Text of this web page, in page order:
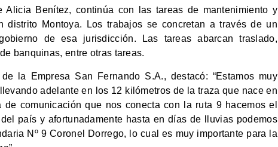
Benítez, continúa con las tareas de mantenimiento y
Montoya. Los trabajos se concretan a través de un
de esa jurisdicción. Las tareas abarcan traslado,
banquinas, entre otras tareas.
la Empresa San Fernando S.A., destacó: “Estamos muy
adelante en los 12 kilómetros de la traza que nace en
comunicación que nos conecta con la ruta 9 hacemos el
país y afortunadamente hasta en días de lluvias podemos
Nº 9 Coronel Dorrego, lo cual es muy importante para la